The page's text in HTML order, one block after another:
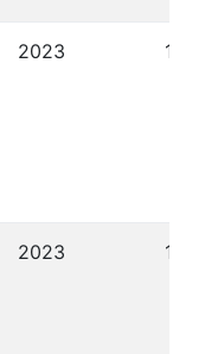
2023 13/
2023 15/